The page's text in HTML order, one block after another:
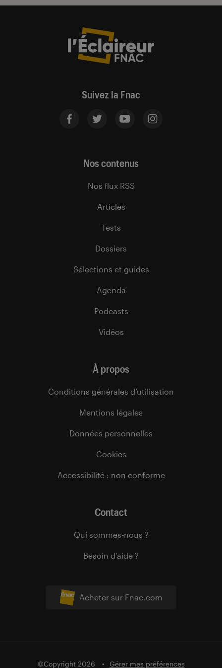
Suivez la Fnac
Acheter sur Fnac.com
Nos contenus
Nos flux RSS
Articles
Tests
Dossiers
Sélections et guides
Agenda
Podcasts
Vidéos
À propos
Conditions générales d’utilisation
Mentions légales
Données personnelles
Cookies
Accessibilité : non conforme
Contact
Qui sommes-nous ?
Besoin d’aide ?
©Copyright 2026 Gérer mes préférences